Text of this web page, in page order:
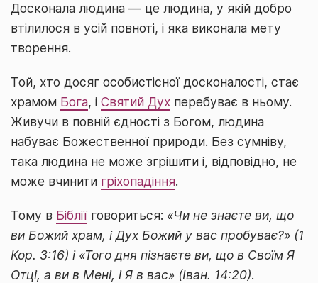
Досконала людина — це людина, у якій добро
втілилося в усій повноті, і яка виконала мету
творення.
Той, хто досяг особистісної досконалості, стає
храмом Бога, і Святий Дух перебуває в ньому.
Живучи в повній єдності з Богом, людина
набуває Божественної природи. Без сумніву,
така людина не може згрішити і, відповідно, не
може вчинити гріхопадіння.
Тому в Біблії говориться: «Чи не знаєте ви, що
ви Божий храм, і Дух Божий у вас пробуває?» (1
Кор. 3:16) і «Того дня пізнаєте ви, що в Своїм Я
Отці, а ви в Мені, і Я в вас» (Іван. 14:20).